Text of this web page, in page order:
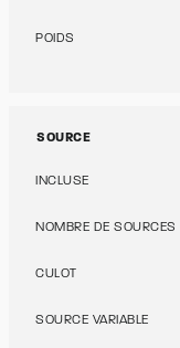
POIDS
SOURCE
INCLUSE
NOMBRE DE SOURCES
CULOT
SOURCE VARIABLE